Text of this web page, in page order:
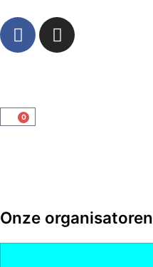
0
Onze organisatoren